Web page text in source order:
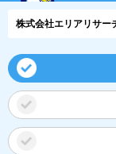
株式会社エリアリサー